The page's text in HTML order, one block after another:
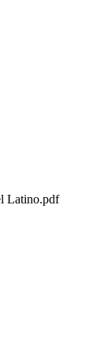
Latino.pdf